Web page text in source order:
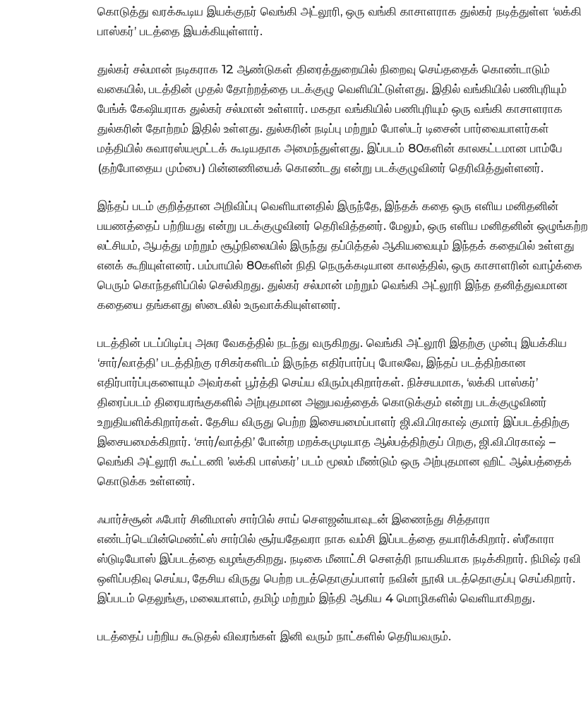
கொடுத்து வரக்கூடிய இயக்குநர் வெங்கி அட்லூரி, ஒரு வங்கி காசாளராக துல்கர் நடித்துள்ள ‘லக்கி
பாஸ்கர்’ படத்தை இயக்கியுள்ளார்.
துல்கர் சல்மான் நடிகராக 12 ஆண்டுகள் திரைத்துறையில் நிறைவு செய்ததைக் கொண்டாடும்
வகையில், படத்தின் முதல் தோற்றத்தை படக்குழு வெளியிட்டுள்ளது. இதில் வங்கியில் பணிபுரியும்
பேங்க் கேஷியராக துல்கர் சல்மான் உள்ளார். மகதா வங்கியில் பணிபுரியும் ஒரு வங்கி காசாளராக
துல்கரின் தோற்றம் இதில் உள்ளது. துல்கரின் நடிப்பு மற்றும் போஸ்டர் டிசைன் பார்வையாளர்கள்
மத்தியில் சுவாரஸ்யமூட்டக் கூடியதாக அமைந்துள்ளது. இப்படம் 80களின் காலகட்டமான பாம்பே
(தற்போதைய மும்பை) பின்னணியைக் கொண்டது என்று படக்குழுவினர் தெரிவித்துள்ளனர்.
இந்தப் படம் குறித்தான அறிவிப்பு வெளியானதில் இருந்தே, இந்தக் கதை ஒரு எளிய மனிதனின்
பயணத்தைப் பற்றியது என்று படக்குழுவினர் தெரிவித்தனர். மேலும், ஒரு எளிய மனிதனின் ஒழுங்கற்ற
லட்சியம், ஆபத்து மற்றும் சூழ்நிலையில் இருந்து தப்பித்தல் ஆகியவையும் இந்தக் கதையில் உள்ளது
எனக் கூறியுள்ளனர். பம்பாயில் 80களின் நிதி நெருக்கடியான காலத்தில், ஒரு காசாளரின் வாழ்க்கை
பெரும் கொந்தளிப்பில் செல்கிறது. துல்கர் சல்மான் மற்றும் வெங்கி அட்லூரி இந்த தனித்துவமான
கதையை தங்களது ஸ்டைலில் உருவாக்கியுள்ளனர்.
படத்தின் படப்பிடிப்பு அசுர வேகத்தில் நடந்து வருகிறது. வெங்கி அட்லூரி இதற்கு முன்பு இயக்கிய
‘சார்/வாத்தி’ படத்திற்கு ரசிகர்களிடம் இருந்த எதிர்பார்ப்பு போலவே, இந்தப் படத்திற்கான
எதிர்பார்ப்புகளையும் அவர்கள் பூர்த்தி செய்ய விரும்புகிறார்கள். நிச்சயமாக, ‘லக்கி பாஸ்கர்’
திரைப்படம் திரையரங்குகளில் அற்புதமான அனுபவத்தைக் கொடுக்கும் என்று படக்குழுவினர்
உறுதியளிக்கிறார்கள். தேசிய விருது பெற்ற இசையமைப்பாளர் ஜி.வி.பிரகாஷ் குமார் இப்படத்திற்கு
இசையமைக்கிறார். ‘சார்/வாத்தி’ போன்ற மறக்கமுடியாத ஆல்பத்திற்குப் பிறகு, ஜி.வி.பிரகாஷ் –
வெங்கி அட்லூரி கூட்டணி ’லக்கி பாஸ்கர்’ படம் மூலம் மீண்டும் ஒரு அற்புதமான ஹிட் ஆல்பத்தைக்
கொடுக்க உள்ளனர்.
ஃபார்ச்சூன் ஃபோர் சினிமாஸ் சார்பில் சாய் சௌஜன்யாவுடன் இணைந்து சித்தாரா
எண்டர்டெயின்மெண்ட்ஸ் சார்பில் சூர்யதேவரா நாக வம்சி இப்படத்தை தயாரிக்கிறார். ஸ்ரீகாரா
ஸ்டுடியோஸ் இப்படத்தை வழங்குகிறது. நடிகை மீனாட்சி செளத்ரி நாயகியாக நடிக்கிறார். நிமிஷ் ரவி
ஒளிப்பதிவு செய்ய, தேசிய விருது பெற்ற படத்தொகுப்பாளர் நவின் நூலி படத்தொகுப்பு செய்கிறார்.
இப்படம் தெலுங்கு, மலையாளம், தமிழ் மற்றும் இந்தி ஆகிய 4 மொழிகளில் வெளியாகிறது.
படத்தைப் பற்றிய கூடுதல் விவரங்கள் இனி வரும் நாட்களில் தெரியவரும்.